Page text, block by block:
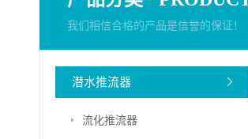
我们相信合格的产品是信誉的保证！
潜水推流器
流化推流器